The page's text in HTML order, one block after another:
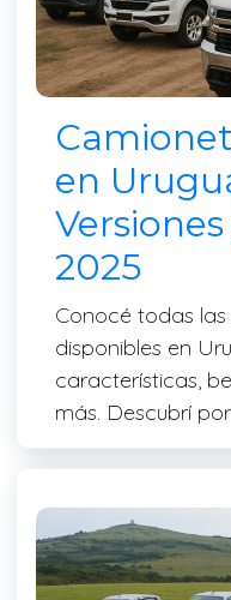
en
2025
Conocé todas
disponibles en
características,
más. Descubrí